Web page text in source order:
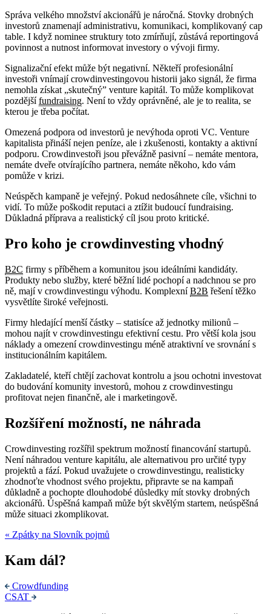
Správa velkého množství akcionářů je náročná. Stovky drobných
investorů znamenají administrativu, komunikaci, komplikovaný cap
table. I když nominee struktury toto zmírňují, zůstává reportingová
povinnost a nutnost informovat investory o vývoji firmy.
Signalizační efekt může být negativní. Někteří profesionální
investoři vnímají crowdinvestingovou historii jako signál, že firma
nemohla získat „skutečný” venture kapitál. To může komplikovat
pozdějšífundraising. Není to vždy oprávněné, ale je to realita, se
kterou je třeba počítat.
Omezená podpora od investorů je nevýhoda oproti VC. Venture
kapitalista přináší nejen peníze, ale i zkušenosti, kontakty a aktivní
podporu. Crowdinvestoři jsou převážně pasivní – nemáte mentora,
nemáte dveře otvírajícího partnera, nemáte někoho, kdo vám
pomůže v krizi.
Neúspěch kampaně je veřejný. Pokud nedosáhnete cíle, všichni to
vidí. To může poškodit reputaci a ztížit budoucí fundraising.
Důkladná příprava a realistický cíl jsou proto kritické.
Pro koho je crowdinvesting vhodný
B2C firmy s příběhem a komunitou jsou ideálními kandidáty.
Produkty nebo služby, které běžní lidé pochopí a nadchnou se pro
ně, mají v crowdinvestingu výhodu. KomplexníB2B řešení těžko
vysvětlíte široké veřejnosti.
Firmy hledající menší částky – statisíce až jednotky milionů –
mohou najít v crowdinvestingu efektivní cestu. Pro větší kola jsou
náklady a omezení crowdinvestingu méně atraktivní ve srovnání s
institucionálním kapitálem.
Zakladatelé, kteří chtějí zachovat kontrolu a jsou ochotni investovat
do budování komunity investorů, mohou z crowdinvestingu
profitovat nejen finančně, ale i marketingově.
Rozšíření možností, ne náhrada
Crowdinvesting rozšířil spektrum možností financování startupů.
Není náhradou venture kapitálu, ale alternativou pro určité typy
projektů a fází. Pokud uvažujete o crowdinvestingu, realisticky
zhodnoťte vhodnost svého projektu, připravte se na kampaň
důkladně a pochopte dlouhodobé důsledky mít stovky drobných
akcionářů. Úspěšná kampaň může být skvělým startem, neúspěšná
může situaci zkomplikovat.
« Zpátky na Slovník pojmů
Kam dál?
Crowdfunding
CSAT